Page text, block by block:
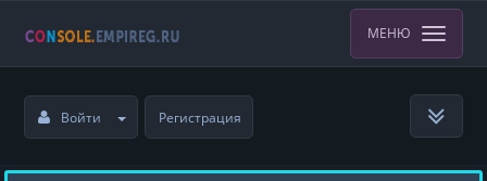
МЕНЮ
Войти Регистрация